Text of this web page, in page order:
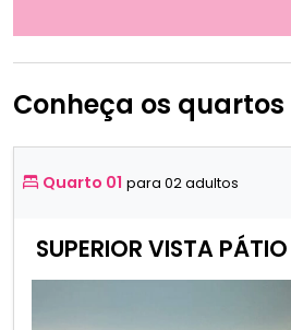
Conheça os quartos
Quarto 01 para 02 adultos
SUPERIOR VISTA PÁTIO